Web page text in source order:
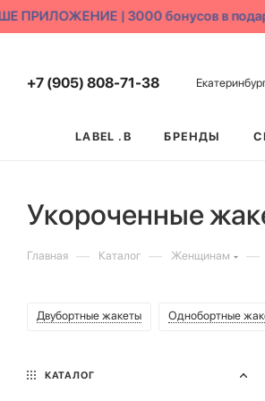
| 3000 бонусов в подарок
+7 (905) 808-71-38
LABEL .B БРЕНДЫ
Укороченные
Главная — Каталог — Женщинам —
Двубортные жакеты Однобортные
КАТАЛОГ